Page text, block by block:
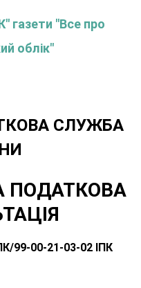
газети "Все про
облік"
СЛУЖБА
ПОДАТКОВА
99-00-21-03-02 ІПК